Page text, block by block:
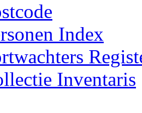
Index
Inventaris